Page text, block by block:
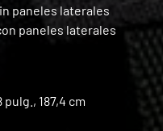
paneles laterales
paneles laterales
pulg., 187,4 cm